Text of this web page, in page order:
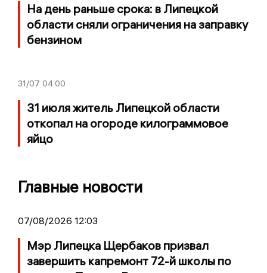
На день раньше срока: в Липецкой
области сняли ограничения на заправку
бензином
31/07 04:00
31 июля житель Липецкой области
откопал на огороде килограммовое
яйцо
Главные новости
07/08/2026 12:03
Мэр Липецка Щербаков призвал
завершить капремонт 72-й школы по